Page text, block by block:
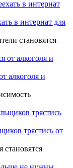
в интернат для
становятся
алкоголя и
трястись от